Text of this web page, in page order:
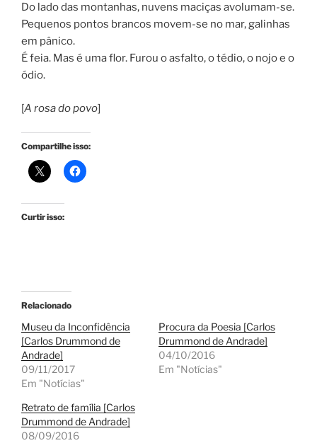
Do lado das montanhas, nuvens maciças avolumam-se.
Pequenos pontos brancos movem-se no mar, galinhas
em pânico.
É feia. Mas é uma flor. Furou o asfalto, o tédio, o nojo e o
ódio.
[A rosa do povo]
Compartilhe isso:
Curtir isso:
Relacionado
Museu da Inconfidência
[Carlos Drummond de
Andrade]
09/11/2017
Em "Notícias"
Procura da Poesia [Carlos
Drummond de Andrade]
04/10/2016
Em "Notícias"
Retrato de família [Carlos
Drummond de Andrade]
08/09/2016